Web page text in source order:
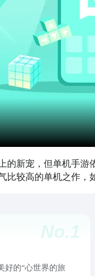
的新宠，但单机手
较高的单机之作，
No.1
好的“心世界的旅